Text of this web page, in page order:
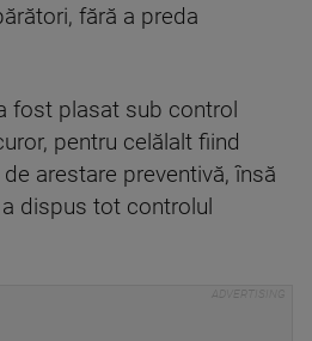
fără a preda
fost plasat sub control
pentru celălalt fiind
arestare preventivă, însă
dispus tot controlul